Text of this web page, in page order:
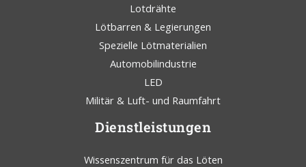
Lotdrähte
Lötbarren & Legierungen
Spezielle Lötmaterialien
Automobilindustrie
LED
Militär & Luft- und Raumfahrt
Dienstleistungen
Wissenszentrum für das Löten